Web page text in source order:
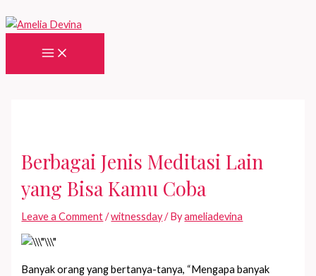
to
Main
Menu
Berbagai Jenis Meditasi Lain
yang Bisa Kamu Coba
Leave a Comment /witnessday/ Byameliadevina
Banyak orang yang bertanya-tanya, “Mengapa banyak